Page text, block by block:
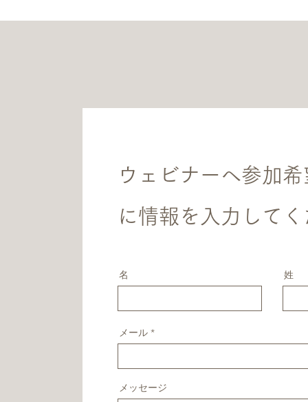
ウェビナーへ参加
に情報を入力して
名 姓
メール
メッセージ